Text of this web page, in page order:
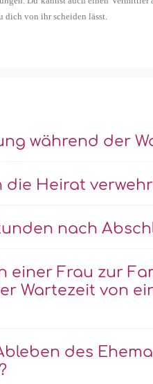
dich von ihr scheiden lässt.
während der
die Heirat
nach
einer Frau zur
Wartezeit von
des